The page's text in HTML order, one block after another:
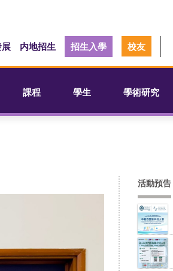
内地招生 招生入學 校友
課程 學生 學術研究
活動預告